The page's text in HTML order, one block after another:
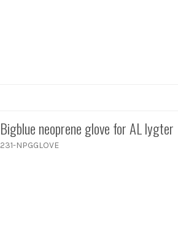
Bigblue neoprene glove for AL lygter
231-NPGGLOVE